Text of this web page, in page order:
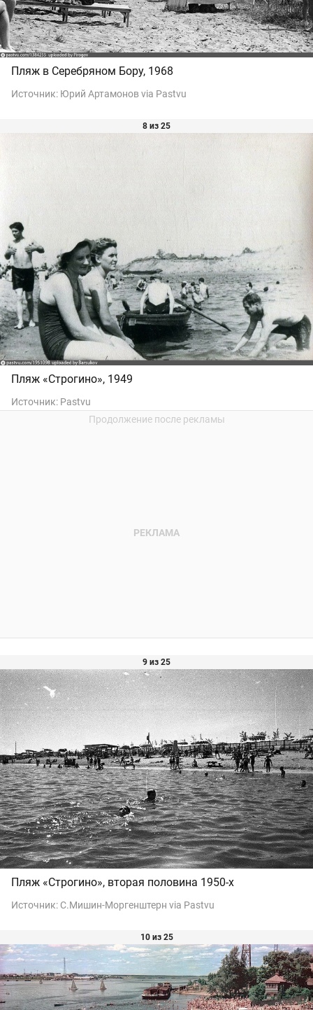
Пляж в Серебряном Бору, 1968
Источник: Юрий Артамонов via Pastvu
8 из 25
Пляж «Строгино», 1949
Источник: Pastvu
9 из 25
Пляж «Строгино», вторая половина 1950-х
Источник: С.Мишин-Моргенштерн via Pastvu
10 из 25